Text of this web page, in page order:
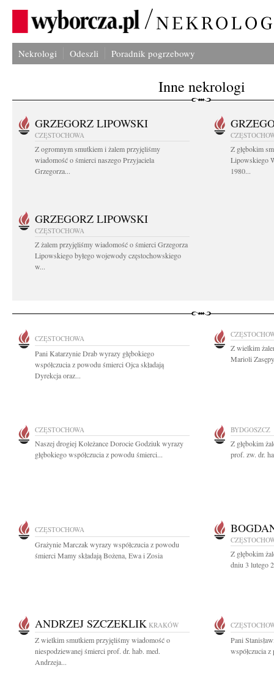
Nekrologi Odeszli Poradnik pogrzebowy
Inne nekrologi
GRZEGORZ LIPOWSKI
CZĘSTOCHOWA
Z ogromnym smutkiem i żalem przyjęliśmy
wiadomość o śmierci naszego Przyjaciela
Grzegorza...
Z głębokim
Lipowskiego
1980...
GRZEGORZ LIPOWSKI
CZĘSTOCHOWA
Z żalem przyjęliśmy wiadomość o śmierci Grzegorza
Lipowskiego byłego wojewody częstochowskiego
w...
CZĘSTOCHOWA
Pani Katarzynie Drab wyrazy głębokiego
współczucia z powodu śmierci Ojca składają
Dyrekcja oraz...
Z wielkim
Marioli
CZĘSTOCHOWA
Naszej drogiej Koleżance Dorocie Godziuk wyrazy
głębokiego współczucia z powodu śmierci...
BYDGOSZCZ
Z głębokim
prof. zw. dr.
CZĘSTOCHOWA
Grażynie Marczak wyrazy współczucia z powodu
śmierci Mamy składają Bożena, Ewa i Zosia
Z głębokim
dniu 3 lutego
ANDRZEJ SZCZEKLIK KRAKÓW
Z wielkim smutkiem przyjęliśmy wiadomość o
niespodziewanej śmierci prof. dr. hab. med.
Andrzeja...
Pani
współczucia